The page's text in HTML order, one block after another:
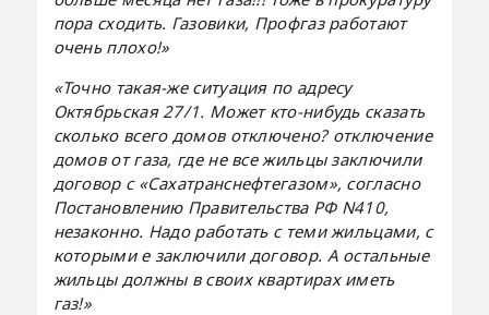
пора сходить. Газовики, Профгаз работают
очень плохо!»
«Точно такая-же ситуация по адресу
Октябрьская 27/1. Может кто-нибудь сказать
сколько всего домов отключено? отключение
домов от газа, где не все жильцы заключили
договор с «Сахатранснефтегазом», согласно
Постановлению Правительства РФ N410,
незаконно. Надо работать с теми жильцами, с
которыми е заключили договор. А остальные
жильцы должны в своих квартирах иметь
газ!»